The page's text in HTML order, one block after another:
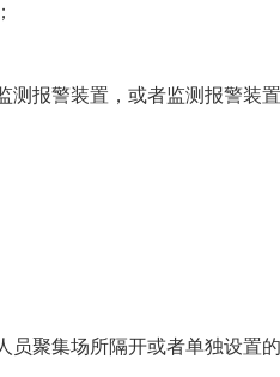
测报警装置，或者监测报警装
聚集场所隔开或者单独设置的